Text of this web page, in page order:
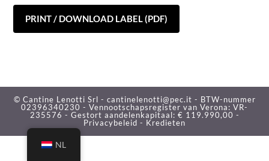
PRINT / DOWNLOAD LABEL (PDF)
© Cantine Lenotti Srl - cantinelenotti@pec.it - BTW-nummer
02396340230 - Vennootschapsregister van Verona: VR-
235576 - Gestort aandelenkapitaal: € 119.990,00 -
Privacybeleid - Kredieten
NL